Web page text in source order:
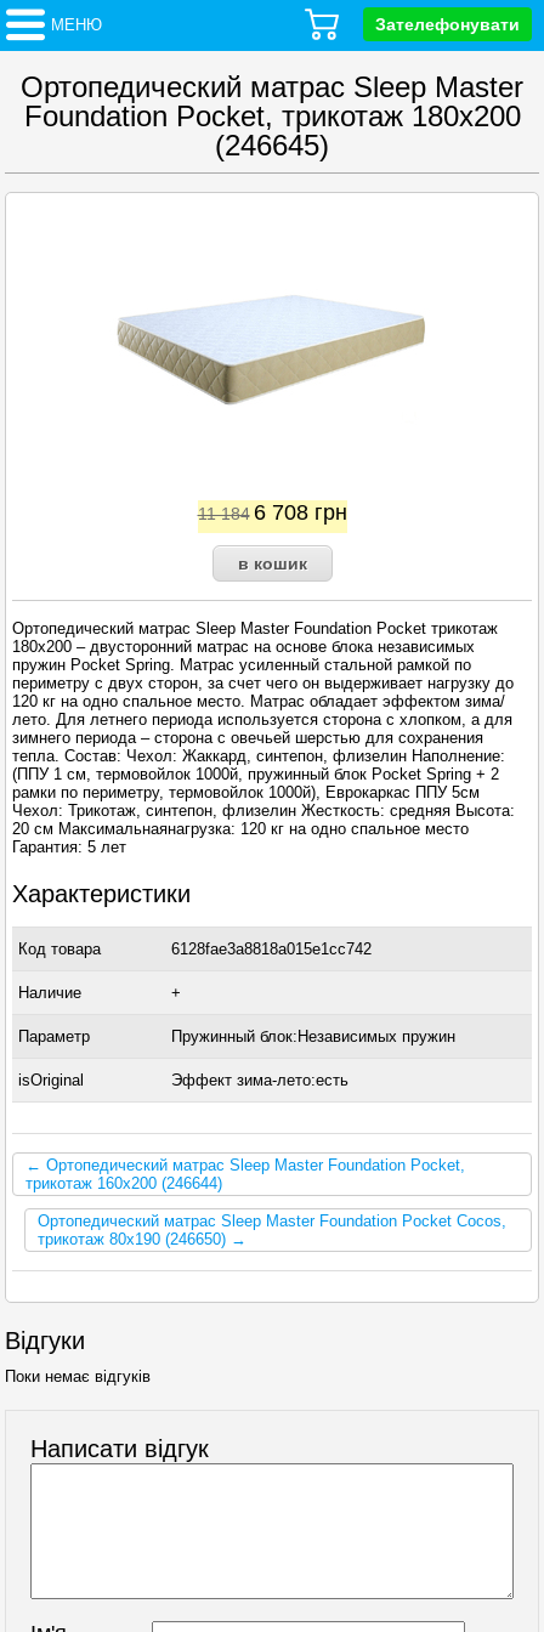
МЕНЮ Зателефонувати
Ортопедический матрас Sleep Master
Foundation Pocket, трикотаж 180x200
(246645)
11 184 6 708 грн
Ортопедический матрас Sleep Master Foundation Pocket трикотаж
180x200 – двусторонний матрас на основе блока независимых
пружин Pocket Spring. Матрас усиленный стальной рамкой по
периметру с двух сторон, за счет чего он выдерживает нагрузку до
120 кг на одно спальное место. Матрас обладает эффектом зима/
лето. Для летнего периода используется сторона с хлопком, а для
зимнего периода – сторона с овечьей шерстью для сохранения
тепла. Состав: Чехол: Жаккард, синтепон, флизелин Наполнение:
(ППУ 1 см, термовойлок 1000й, пружинный блок Pocket Spring + 2
рамки по периметру, термовойлок 1000й), Еврокаркас ППУ 5см
Чехол: Трикотаж, синтепон, флизелин Жесткость: средняя Высота:
20 см Максимальнаянагрузка: 120 кг на одно спальное место
Гарантия: 5 лет
Характеристики
Код товара 6128fae3a8818a015e1cc742
Наличие +
Параметр Пружинный блок:Независимых пружин
isOriginal Эффект зима-лето:есть
← Ортопедический матрас Sleep Master Foundation Pocket,
трикотаж 160x200 (246644)
Ортопедический матрас Sleep Master Foundation Pocket Cocos,
трикотаж 80x190 (246650) →
Відгуки
Поки немає відгуків
Написати відгук